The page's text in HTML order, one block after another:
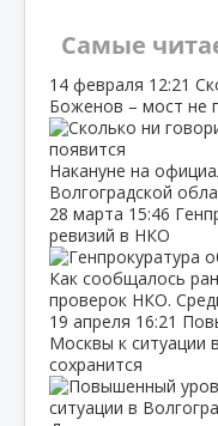
Самые
14 февраля 12:21
Боженов – мост не
Накануне на
Волгоградской
28 марта 15:46
ревизий в НКО
Как сообщалось
проверок НКО.
19 апреля 16:21
Москвы к ситуации
сохранится